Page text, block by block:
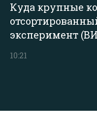
Куда крупные
эксперимент
10:21